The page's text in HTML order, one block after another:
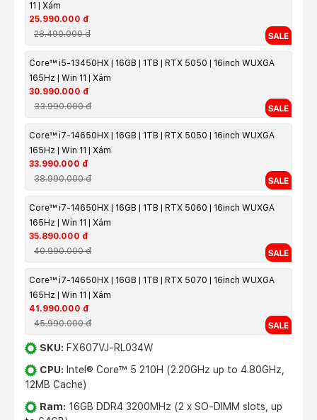
11 | Xám
25.990.000 đ
28.490.000 đ
Core™ i5-13450HX | 16GB | 1TB | RTX 5050 | 16inch WUXGA
165Hz | Win 11 | Xám
30.990.000 đ
33.990.000 đ
Core™ i7-14650HX | 16GB | 1TB | RTX 5050 | 16inch WUXGA
165Hz | Win 11 | Xám
33.990.000 đ
38.990.000 đ
Core™ i7-14650HX | 16GB | 1TB | RTX 5060 | 16inch WUXGA
165Hz | Win 11 | Xám
35.890.000 đ
40.990.000 đ
Core™ i7-14650HX | 16GB | 1TB | RTX 5070 | 16inch WUXGA
165Hz | Win 11 | Xám
41.990.000 đ
45.990.000 đ
SKU: FX607VJ-RL034W
CPU: Intel® Core™ 5 210H (2.20GHz up to 4.80GHz,
12MB Cache)
Ram: 16GB DDR4 3200MHz (2 x SO-DIMM slots, up